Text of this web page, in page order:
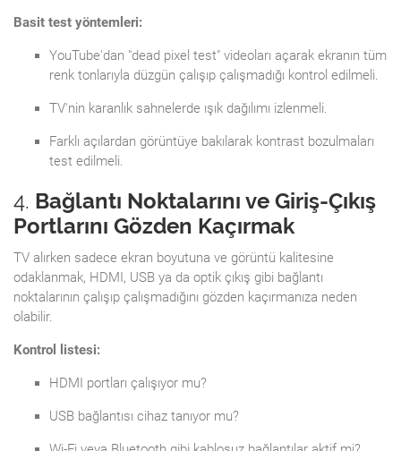
Basit test yöntemleri:
YouTube'dan "dead pixel test" videoları açarak ekranın tüm
renk tonlarıyla düzgün çalışıp çalışmadığı kontrol edilmeli.
TV'nin karanlık sahnelerde ışık dağılımı izlenmeli.
Farklı açılardan görüntüye bakılarak kontrast bozulmaları
test edilmeli.
4. Bağlantı Noktalarını ve Giriş-Çıkış
Portlarını Gözden Kaçırmak
TV alırken sadece ekran boyutuna ve görüntü kalitesine
odaklanmak, HDMI, USB ya da optik çıkış gibi bağlantı
noktalarının çalışıp çalışmadığını gözden kaçırmanıza neden
olabilir.
Kontrol listesi:
HDMI portları çalışıyor mu?
USB bağlantısı cihaz tanıyor mu?